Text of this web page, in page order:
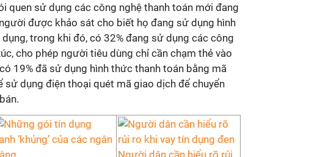
quen sử dụng các công nghệ thanh toán mới đang
được khảo sát cho biết họ đang sử dụng hình
trong khi đó, có 32% đang sử dụng các công
cho phép người tiêu dùng chỉ cần chạm thẻ vào
19% đã sử dụng hình thức thanh toán bằng mã
sử dụng điện thoại quét mã giao dịch để chuyển
Người dân cần hiểu rõ rủi